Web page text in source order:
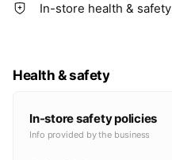
In-store health &
Health & safety
In-store safety policies
Info provided by the business